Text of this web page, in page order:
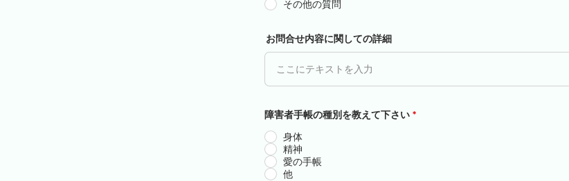
その他の質問
お問合せ内容に関しての詳細
障害者手帳の種別を教えて下さい *
身体
精神
愛の手帳
他